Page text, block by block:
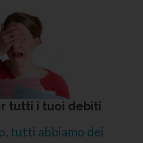
tutti i tuoi debiti
tutti abbiamo dei